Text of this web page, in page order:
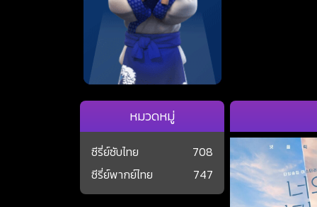
หมวดหมู่
ซีรี่ย์ซับไทย
708
ซีรี่ย์พากย์ไทย
747